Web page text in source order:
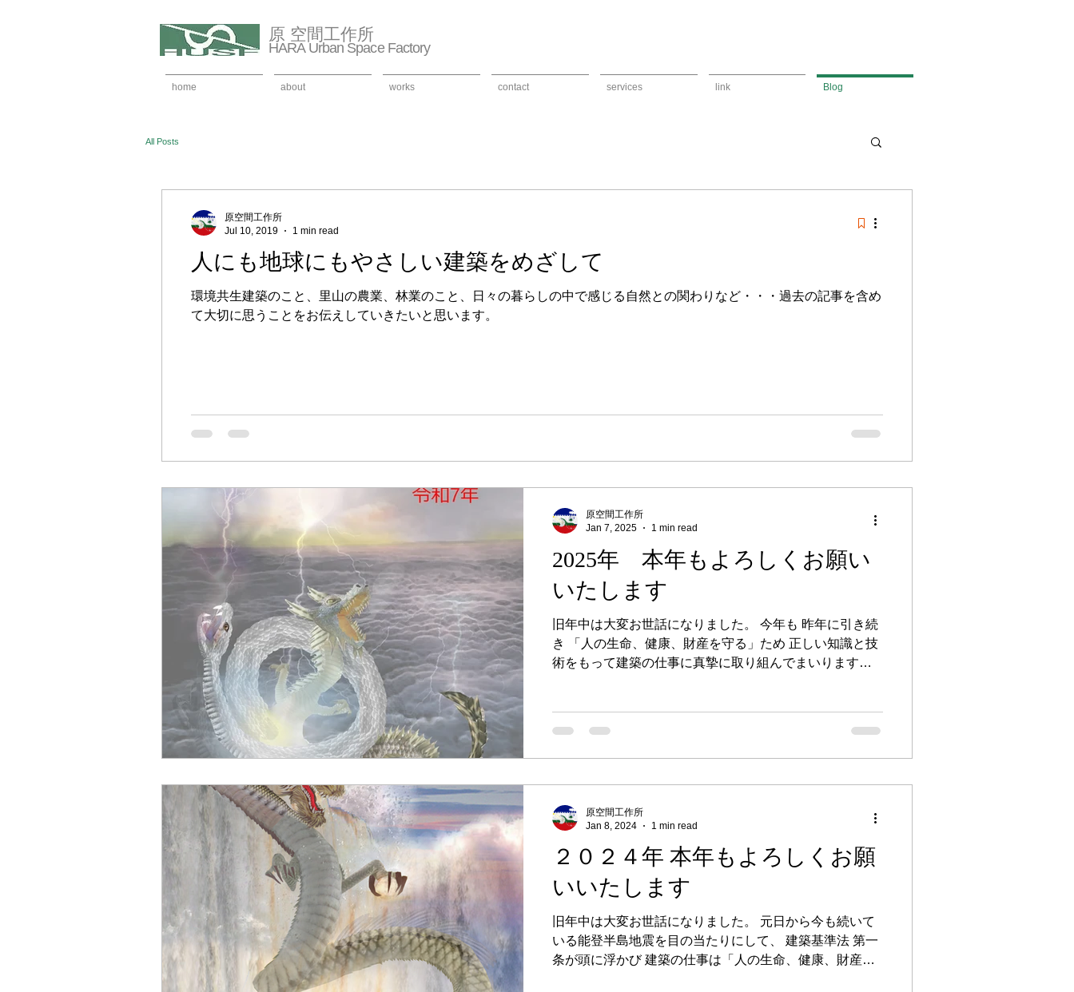
原 空間工作所
HARA Urban Space Factory
home about works contact services link Blog
All Posts
人にも地球にもやさしい建築をめざして
環境共生建築のこと、里山の農業、林業のこと、日々の暮らしの中で感じる自然との関わりなど・・・過去の記事を含め
て大切に思うことをお伝えしていきたいと思います。
原空間工作所
Jul 10, 2019
1 min read
2025年 本年もよろしくお願い
いたします
旧年中は大変お世話になりました。 今年も 昨年に引き続
き 「人の生命、健康、財産を守る」ため 正しい知識と技
術をもって建築の仕事に真摯に取り組んでまいります。
原空間工作所
Jan 7, 2025
1 min read
２０２４年 本年もよろしくお願
いいたします
旧年中は大変お世話になりました。 元日から今も続いて
いる能登半島地震を目の当たりにして、 建築基準法 第一
条が頭に浮かび 建築の仕事は「人の生命、健康、財産を
原空間工作所
Jan 8, 2024
1 min read